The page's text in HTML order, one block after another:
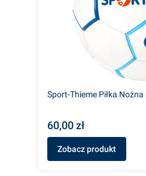
Sport-Thieme Piłka Nożna
60,00 zł
Zobacz produkt